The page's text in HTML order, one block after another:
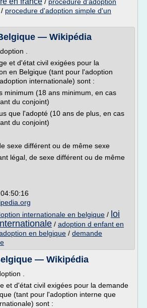
/ procedure d'adoption simple d'un
— Wikipédia
.
et d'état civil exigées pour la
en Belgique (tant pour l'adoption
internationale) sont :
minimum (18 ans minimum, en cas
du conjoint)
que l'adopté (10 ans de plus, en cas
du conjoint)
sexe différent ou de même sexe
légal, de sexe différent ou de même
internationale en belgique / loi
/ adoption d enfant en
en belgique / demande
— Wikipédia
.
et d'état civil exigées pour la demande
(tant pour l'adoption interne que
sont :